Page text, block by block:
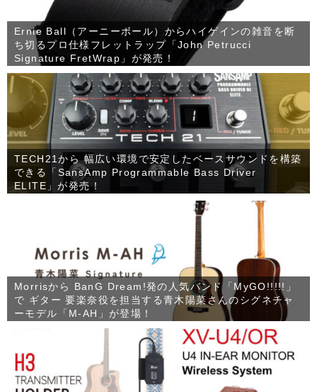
Ernie Ball（アーニーボール）からハイゲインの雑音を断
ち切るプロ仕様フレットラップ「John Petrucci
Signature FretWrap」が発売！
TECH21から 幅広い環境で安定したベースサウンドを構築
できる「SansAmp Programmable Bass Driver
ELITE」が発売！
Morrisから BanG Dream!発の人気バンド「MyGO!!!!!」
で ギター 要楽奈役を担当する青木陽菜さんのシグネチャ
ーモデル「M-AH」が登場！